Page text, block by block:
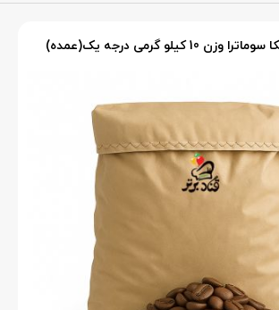
کیلو گرمی درجه یک(عمده)